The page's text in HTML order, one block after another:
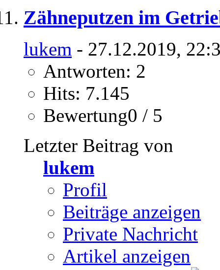
Zähneputzen im
lukem - 27.12.2019,
Antworten: 2
Hits: 7.145
Bewertung0 / 5
Letzter Beitrag von
lukem
Profil
Beiträge anzeigen
Private Nachricht
Artikel anzeigen